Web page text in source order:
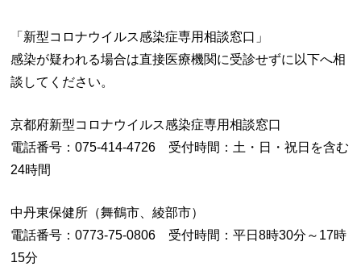
「新型コロナウイルス感染症専用相談窓口」
感染が疑われる場合は直接医療機関に受診せずに以下へ相
談してください。
京都府新型コロナウイルス感染症専用相談窓口
電話番号：075-414-4726 受付時間：土・日・祝日を含む
24時間
中丹東保健所（舞鶴市、綾部市）
電話番号：0773-75-0806 受付時間：平日8時30分～17時
15分